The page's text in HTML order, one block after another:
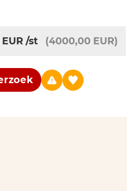
EUR /st (4000,00 EUR)